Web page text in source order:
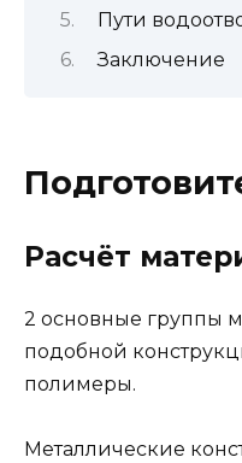
Пути
Заключение
Расчёт
2 основные группы
подобной
полимеры.
Металлические